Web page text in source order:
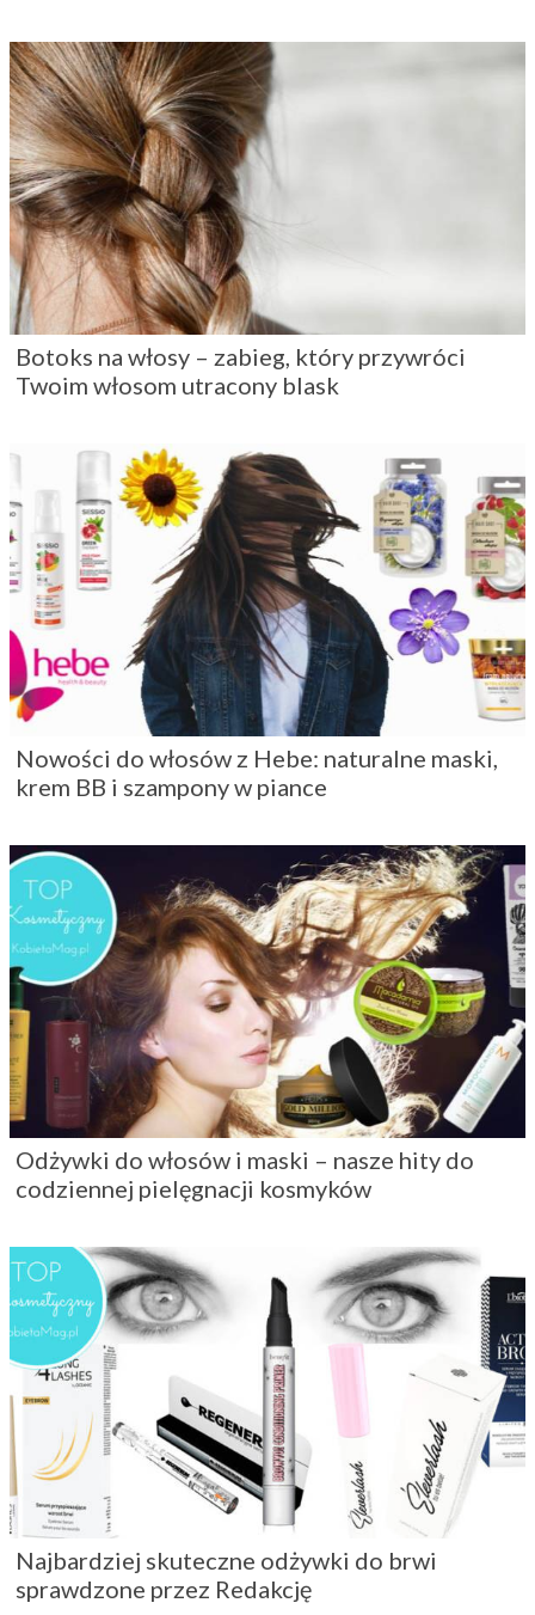
Botoks na włosy – zabieg, który przywróci
Twoim włosom utracony blask
Nowości do włosów z Hebe: naturalne maski,
krem BB i szampony w piance
Odżywki do włosów i maski – nasze hity do
codziennej pielęgnacji kosmyków
Najbardziej skuteczne odżywki do brwi
sprawdzone przez Redakcję